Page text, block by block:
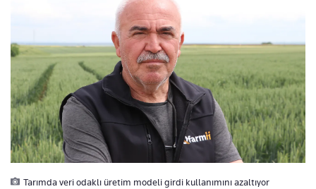
Tarımda veri odaklı üretim modeli girdi kullanımını azaltıyor